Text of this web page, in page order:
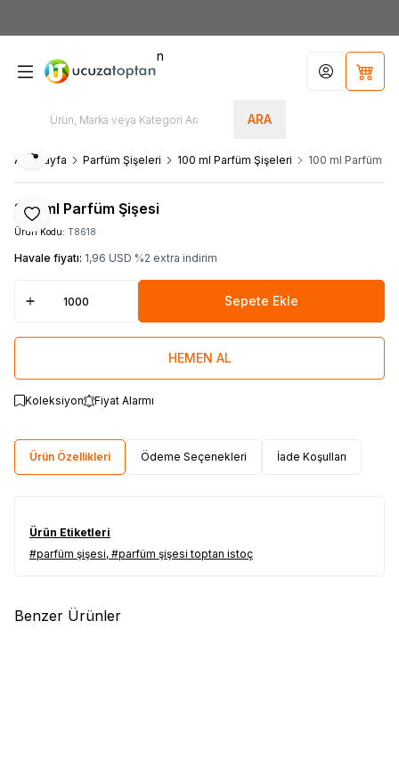
n
ARA
Hesabım
Ana Sayfa Parfüm Şişeleri 100 ml Parfüm Şişeleri 100 ml Parfüm
Favoriye Ekle
Paylaş
100 ml Parfüm Şişesi
Ürün Kodu: T8618
Havale fiyatı: 1,96 USD %2 extra indirim
Sepete Ekle
HEMEN AL
Koleksiyon Fiyat Alarmı
Ürün Özellikleri Ödeme Seçenekleri İade Koşulları
Ürün Etiketleri
#parfüm şişesi, #parfüm şişesi toptan istoç
Benzer Ürünler